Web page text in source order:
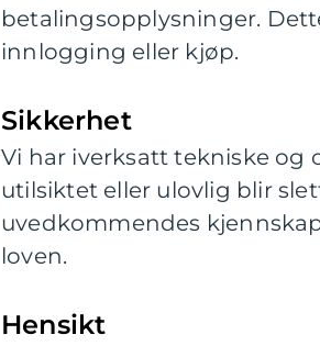
betalingsopplysninger.
innlogging eller kjøp.
Sikkerhet
Vi har iverksatt tekniske
utilsiktet eller ulovlig blir
uvedkommendes
loven.
Hensikt